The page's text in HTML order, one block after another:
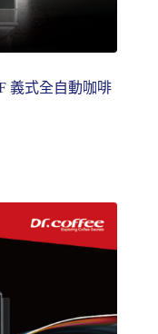
義式全自動咖啡